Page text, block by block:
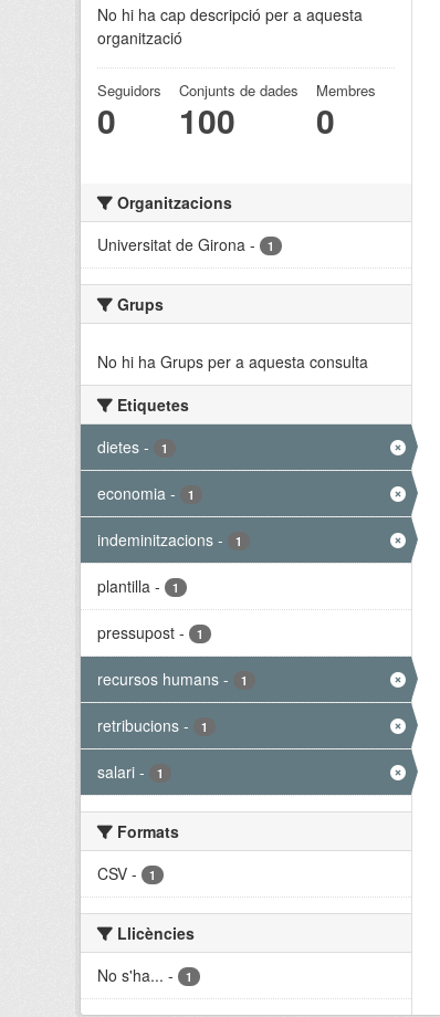
No hi ha cap descripció per a aquesta
organització
Seguidors
0
Conjunts de dades
100
Membres
0
Organitzacions
Universitat de Girona - 1
Grups
No hi ha Grups per a aquesta consulta
Etiquetes
dietes - 1
economia - 1
indeminitzacions - 1
plantilla - 1
pressupost - 1
recursos humans - 1
retribucions - 1
salari - 1
Formats
CSV - 1
Llicències
No s'ha... - 1